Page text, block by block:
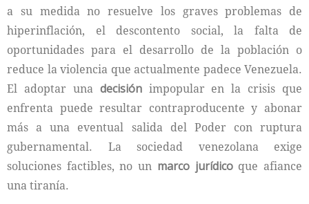
a su medida no resuelve los graves problemas de
hiperinflación, el descontento social, la falta de
oportunidades para el desarrollo de la población o
reduce la violencia que actualmente padece Venezuela.
El adoptar una decisiónimpopular en la crisis que
enfrenta puede resultar contraproducente y abonar
más a una eventual salida del Poder con ruptura
gubernamental. La sociedad venezolana exige
soluciones factibles, no un marco jurídicoque afiance
una tiranía.